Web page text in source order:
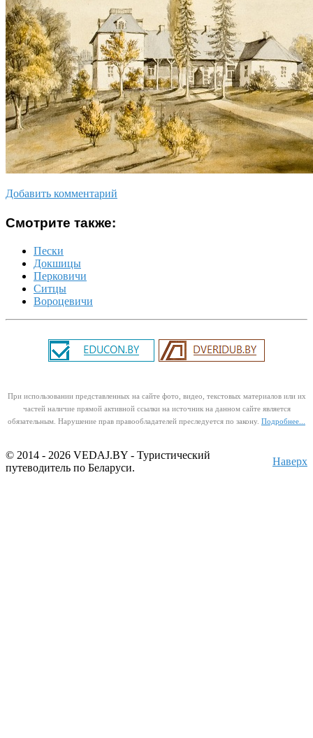
Добавить комментарий
Смотрите также:
Пески
Докшицы
Перковичи
Ситцы
Вороцевичи
При использовании представленных на сайте фото, видео, текстовых материалов или их
частей наличие прямой активной ссылки на источник на данном сайте является
обязательным. Нарушение прав правообладателей преследуется по закону. Подробнее...
© 2014 - 2026 VEDAJ.BY - Туристический
путеводитель по Беларуси.
Наверх